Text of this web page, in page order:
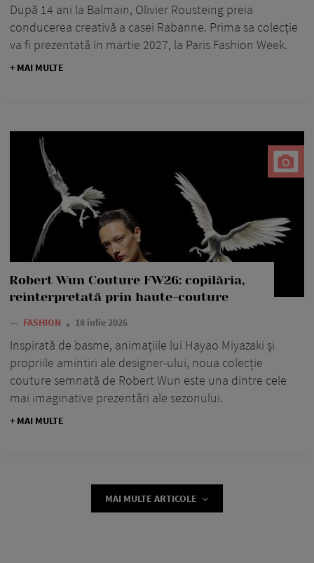
După 14 ani la Balmain, Olivier Rousteing preia
conducerea creativă a casei Rabanne. Prima sa colecție
va fi prezentată în martie 2027, la Paris Fashion Week.
+ MAI MULTE
Robert Wun Couture FW26: copilăria,
reinterpretată prin haute-couture
— FASHION 18 iulie 2026
Inspirată de basme, animațiile lui Hayao Miyazaki și
propriile amintiri ale designer-ului, noua colecție
couture semnată de Robert Wun este una dintre cele
mai imaginative prezentări ale sezonului.
+ MAI MULTE
MAI MULTE ARTICOLE